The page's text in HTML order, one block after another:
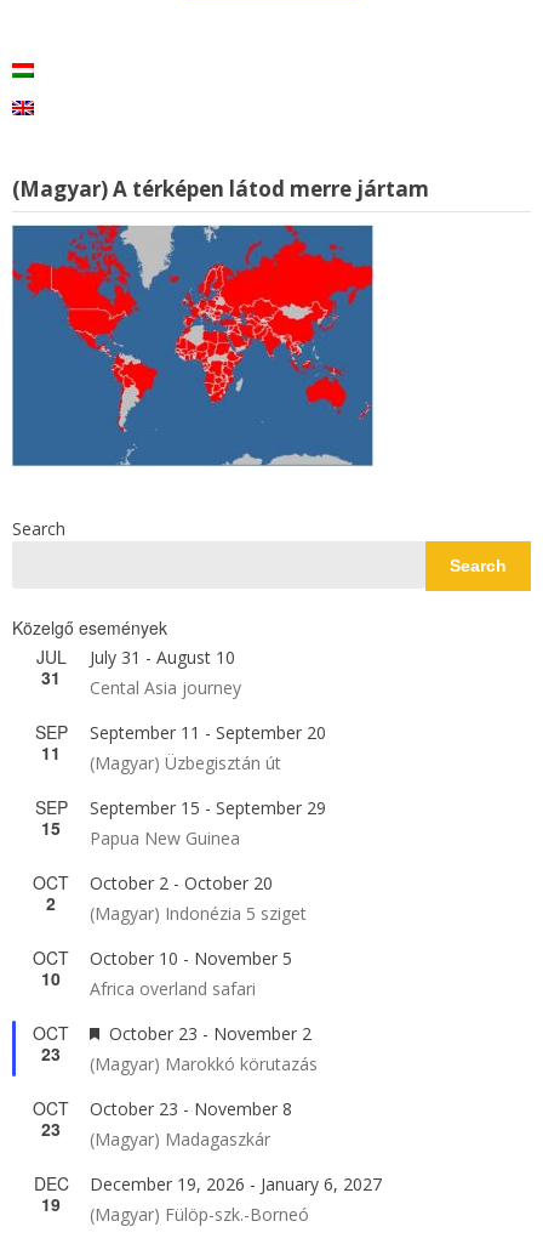
(Magyar) A térképen látod merre jártam
Search
Search
Közelgő események
JUL
31
July 31 - August 10
Cental Asia journey
SEP
11
September 11 - September 20
(Magyar) Üzbegisztán út
SEP
15
September 15 - September 29
Papua New Guinea
OCT
2
October 2 - October 20
(Magyar) Indonézia 5 sziget
OCT
10
October 10 - November 5
Africa overland safari
OCT
23
Featured
October 23 - November 2
(Magyar) Marokkó körutazás
OCT
23
October 23 - November 8
(Magyar) Madagaszkár
DEC
19
December 19, 2026 - January 6, 2027
(Magyar) Fülöp-szk.-Borneó